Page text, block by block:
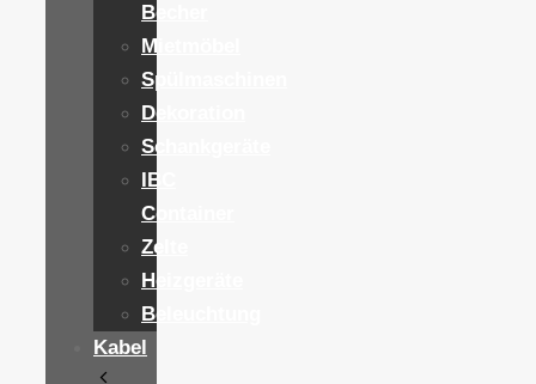
Becher
Mietmöbel
Spülmaschinen
Dekoration
Schankgeräte
IBC
Container
Zelte
Heizgeräte
Beleuchtung
Kabel